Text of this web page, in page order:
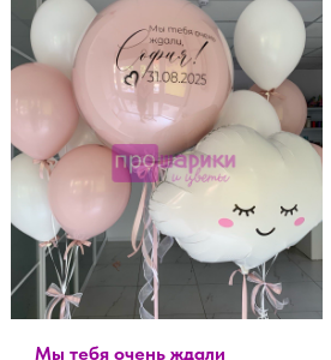
Мы тебя очень ждали